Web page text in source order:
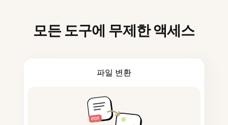
모든 도구에 무제한 액세스
파일 변환